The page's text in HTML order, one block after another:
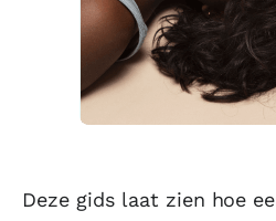
Deze gids laat zien hoe